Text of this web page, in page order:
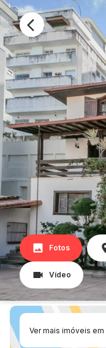
Fotos
Vídeo
Ver mais imóveis em